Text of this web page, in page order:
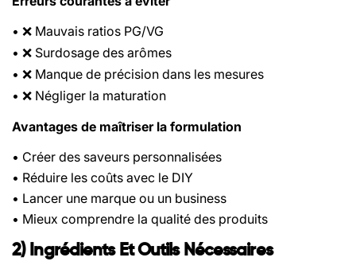
• ❌ Mauvais ratios PG/VG
• ❌ Surdosage des arômes
• ❌ Manque de précision dans les mesures
• ❌ Négliger la maturation
Avantages de maîtriser la formulation
• Créer des saveurs personnalisées
• Réduire les coûts avec le DIY
• Lancer une marque ou un business
• Mieux comprendre la qualité des produits
2) Ingrédients Et Outils Nécessaires